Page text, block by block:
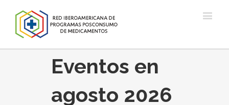
Eventos en
agosto 2026